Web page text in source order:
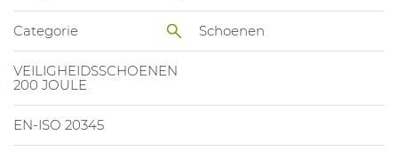
Categorie Schoenen
VEILIGHEIDSSCHOENEN
200 JOULE
EN-ISO 20345